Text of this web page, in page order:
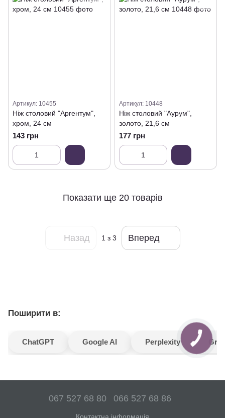
Артикул: 10455
Ніж столовий "Аргентум",
хром, 24 см
143 грн
Артикул: 10448
Ніж столовий "Аурум",
золото, 21,6 см
177 грн
Показати ще 20 товарів
Назад 1 з 3 Вперед
Поширити в:
ChatGPT Google AI Perplexity
067 527 68 80 066 527 68 86